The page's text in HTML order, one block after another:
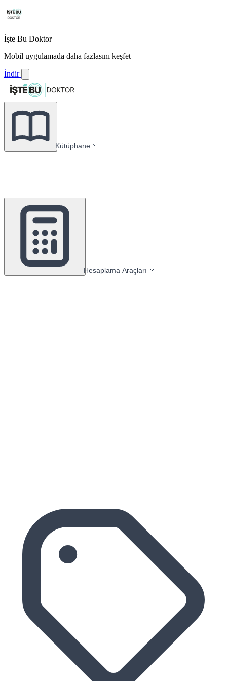
İşte Bu Doktor
Mobil uygulamada daha fazlasını keşfet
İndir
Kütüphane
Hesaplama Araçları